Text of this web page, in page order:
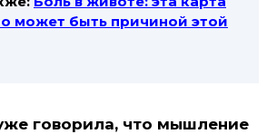
может быть причиной этой
говорила, что мышление